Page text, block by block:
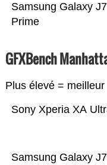
Samsung Galaxy J7
Prime
GFXBench
Plus élevé = meilleur
Samsung Galaxy J7
Sony Xperia XA